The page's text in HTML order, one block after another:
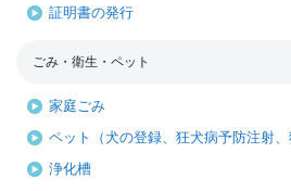
証明書の発行
ごみ・衛生・ペット
家庭ごみ
ペット（犬の登録、狂犬病予防注射、
浄化槽